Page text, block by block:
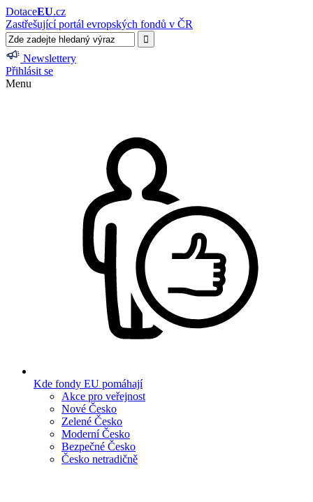
DotaceEU.cz
Zastřešující portál evropských fondů v ČR
Newslettery
Přihlásit se
Menu
Kde fondy EU pomáhají
Akce pro veřejnost
Nové Česko
Zelené Česko
Moderní Česko
Bezpečné Česko
Česko netradičně